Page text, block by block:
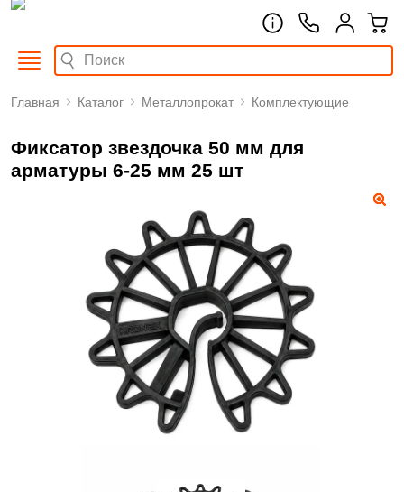
Главная Каталог Металлопрокат Комплектующие
Фиксатор звездочка 50 мм для
арматуры 6-25 мм 25 шт